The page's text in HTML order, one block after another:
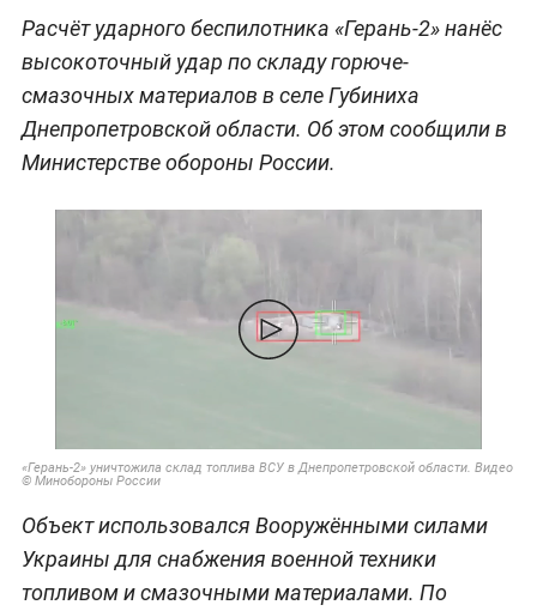
Расчёт ударного беспилотника «Герань-2» нанёс
высокоточный удар по складу горюче-
смазочных материалов в селе Губиниха
Днепропетровской области. Об этом сообщили в
Министерстве обороны России.
«Герань-2» уничтожила склад топлива ВСУ в Днепропетровской области. Видео
© Минобороны России
Объект использовался Вооружёнными силами
Украины для снабжения военной техники
топливом и смазочными материалами. По